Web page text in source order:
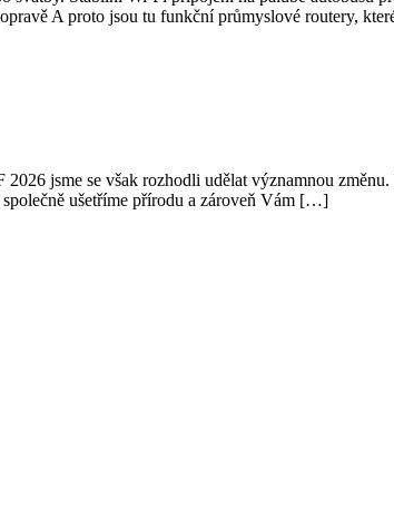
A proto jsou tu funkční průmyslové routery,
jsme se však rozhodli udělat významnou
ušetříme přírodu a zároveň Vám […]